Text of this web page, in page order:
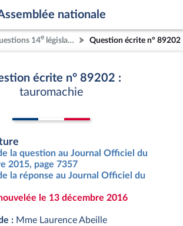
nationale
14e législature Question écrite n° 89202
écrite n° 89202 :
tauromachie
la question au Journal Officiel du
2015, page 7357
la réponse au Journal Officiel du
le 13 décembre 2016
: Mme Laurence Abeille